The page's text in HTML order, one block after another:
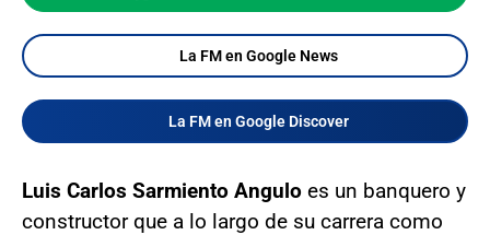
La FM en Google News
La FM en Google Discover
Luis Carlos Sarmiento Angulo es un banquero y
constructor que a lo largo de su carrera como